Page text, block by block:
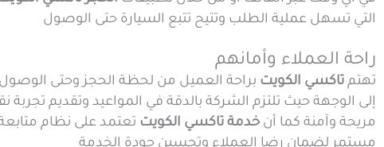
التي تسهل عملية الطلب وتتيح تتبع السيارة حتى الوصول
راحة العملاء وأمانهم
تهتم تاكسي الكويت براحة العميل من لحظة الحجز وحتى
إلى الوجهة حيث تلتزم الشركة بالدقة في المواعيد وتقديم تجربة
مريحة وآمنة كما أن خدمة تاكسي الكويت تعتمد على نظام